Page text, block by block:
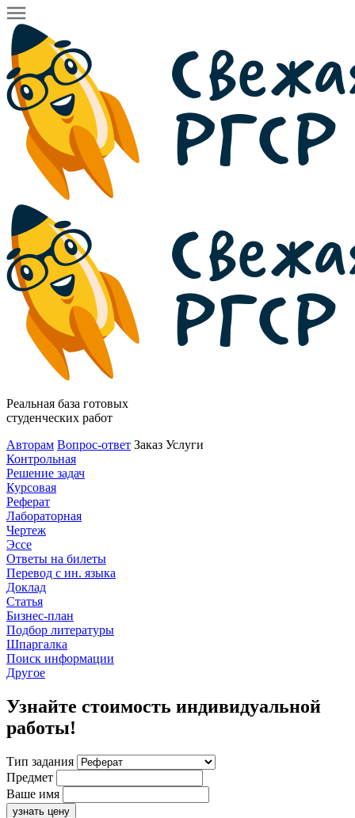
Реальная база готовых
студенческих работ
Авторам Вопрос-ответ Заказ Услуги
Контрольная
Решение задач
Курсовая
Реферат
Лабораторная
Чертеж
Эссе
Ответы на билеты
Перевод с ин. языка
Доклад
Статья
Бизнес-план
Подбор литературы
Шпаргалка
Поиск информации
Другое
Узнайте стоимость индивидуальной
работы!
Тип задания
Предмет
Ваше имя
узнать цену